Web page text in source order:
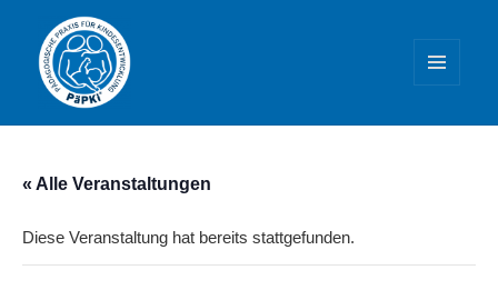
WIDGETS
« Alle Veranstaltungen
Diese Veranstaltung hat bereits stattgefunden.